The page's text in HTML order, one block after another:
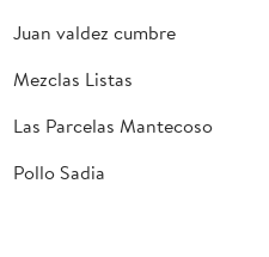
Juan valdez cumbre
Mezclas Listas
Las Parcelas Mantecoso
Pollo Sadia